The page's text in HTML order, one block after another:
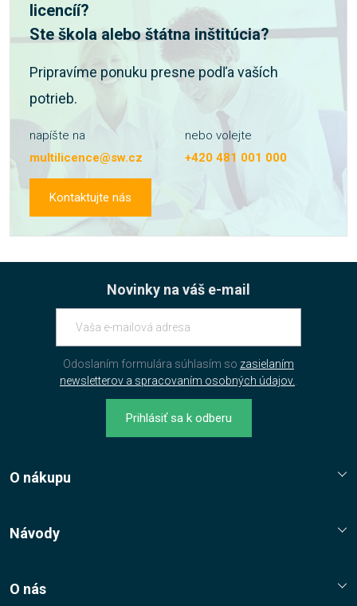
licencíí?
Ste škola alebo štátna inštitúcia?
Pripravíme ponuku presne podľa vaších
potrieb.
napíšte na
multilicence@sw.cz
nebo volejte
+420 481 001 000
Kontaktujte nás
Novinky na váš e-mail
Odoslaním formulára súhlasím so zasielaním
newsletterov a spracovaním osobných údajov.
Prihlásiť sa k odberu
O nákupu
Jak nakupovat?
Návody
O nás